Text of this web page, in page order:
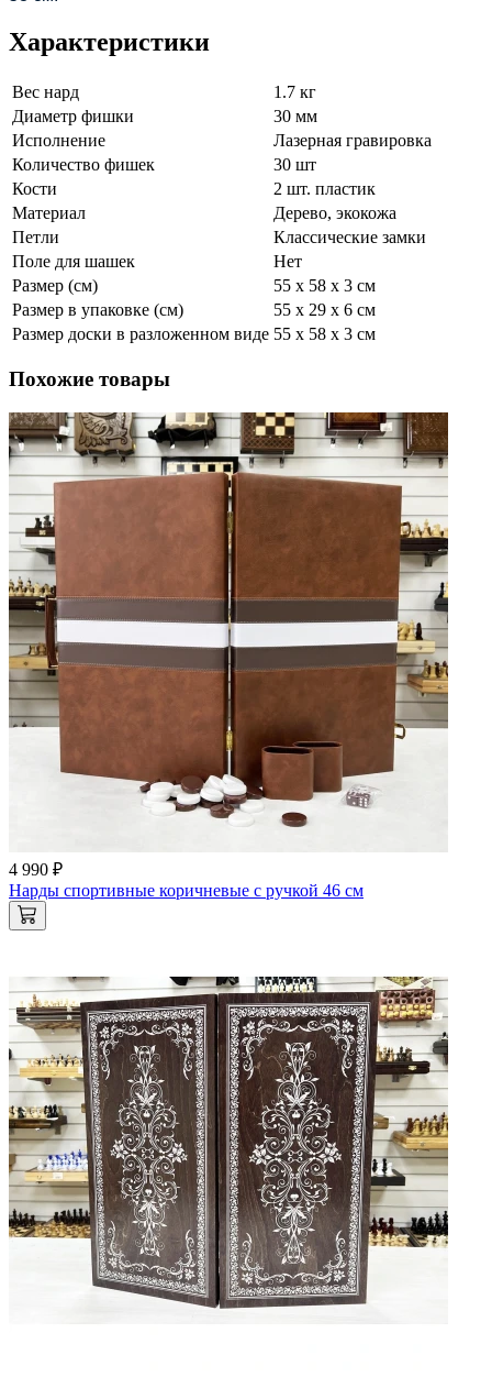
Характеристики
Вес нард
1.7 кг
Диаметр фишки
30 мм
Исполнение
Лазерная гравировка
Количество фишек
30 шт
Кости
2 шт. пластик
Материал
Дерево, экокожа
Петли
Классические замки
Поле для шашек
Нет
Размер (см)
55 x 58 x 3 см
Размер в упаковке (см)
55 x 29 x 6 см
Размер доски в разложенном виде 55 x 58 x 3 см
Похожие товары
4 990 ₽
Нарды спортивные коричневые с ручкой 46 см